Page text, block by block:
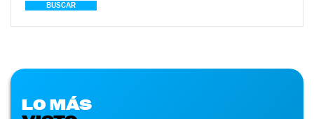
BUSCAR
LO MÁS